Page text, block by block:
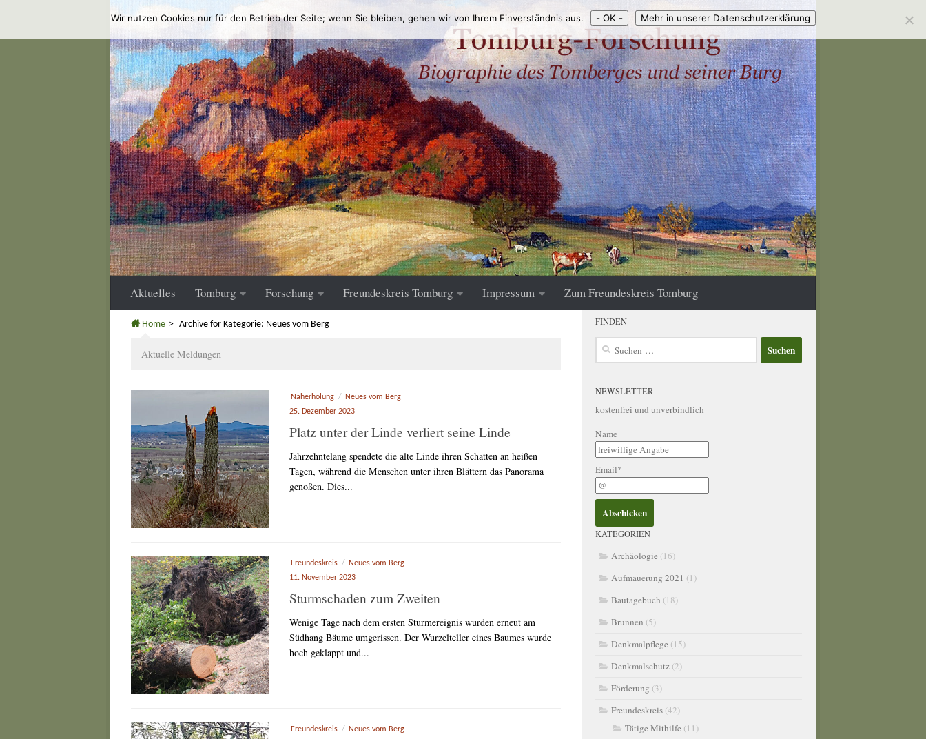
Zum Inhalt springen
Aktuelles Tomburg Forschung Freundeskreis Tomburg Impressum Zum Freundeskreis Tomburg
Home > Archive for Kategorie: Neues vom Berg
Aktuelle Meldungen
Naherholung / Neues vom Berg
25. Dezember 2023
Platz unter der Linde verliert seine Linde
Jahrzehntelang spendete die alte Linde ihren Schatten an heißen
Tagen, während die Menschen unter ihren Blättern das Panorama
genoßen. Dies...
Freundeskreis / Neues vom Berg
11. November 2023
Sturmschaden zum Zweiten
Wenige Tage nach dem ersten Sturmereignis wurden erneut am
Südhang Bäume umgerissen. Der Wurzelteller eines Baumes wurde
hoch geklappt und...
Freundeskreis / Neues vom Berg
FINDEN
Suchen
NEWSLETTER
kostenfrei und unverbindlich
Name
Email*
KATEGORIEN
Archäologie (16)
Aufmauerung 2021 (1)
Bautagebuch (18)
Brunnen (5)
Denkmalpflege (15)
Denkmalschutz (2)
Förderung (3)
Freundeskreis (42)
Tätige Mithilfe (11)
Wir nutzen Cookies nur für den Betrieb der Seite; wenn Sie bleiben, gehen wir von Ihrem Einverständnis aus. - OK - Mehr in unserer Datenschutzerklärung